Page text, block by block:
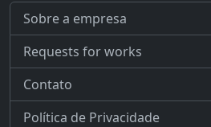
Sobre a empresa
Requests for works
Contato
Política de Privacidade